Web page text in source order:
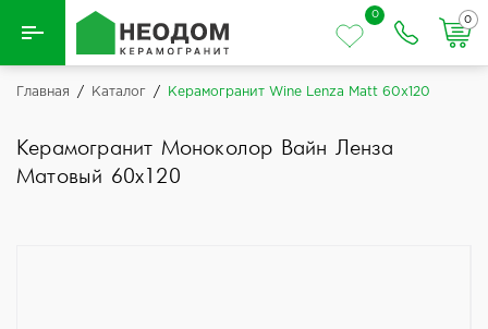
Назад
Керамическая плитка
0
0
Главная / Каталог / Керамогранит Wine Lenza Matt 60x120
Керамогранит Моноколор Вайн Ленза
Матовый 60x120